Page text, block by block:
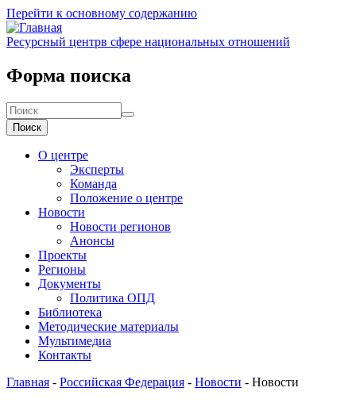
Перейти к основному содержанию
Ресурсный центрв сфере национальных отношений
Форма поиска
Поиск
О центре
Эксперты
Команда
Положение о центре
Новости
Новости регионов
Анонсы
Проекты
Регионы
Документы
Политика ОПД
Библиотека
Методические материалы
Мультимедиа
Контакты
Главная - Российская Федерация - Новости - Новости